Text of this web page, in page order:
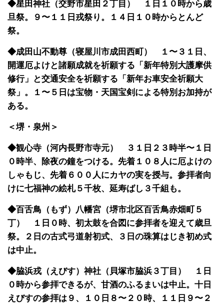
◆星田神社（交野市星田２丁目） １日１０時から歳
旦祭。９〜１１日戎祭り。１４日１０時からとんど
祭。
◆成田山不動尊（寝屋川市成田西町） １〜３１日、
開運厄よけと諸願成就を祈願する「新年特別大護摩供
修行」と交通安全を祈願する「新年お車安全祈願大
祭」。１〜５日は宝物・天国宝剣による特別お加持が
ある。
＜堺・泉州＞
◆観心寺（河内長野市寺元） ３１日２３時半〜１日
０時半、除夜の鐘をつける。先着１０８人に厄よけの
しゃもじ、先着６００人にカヤの実を授与。参拝者向
けに七福神の絵札５千枚、延寿ばし３千組も。
◆百舌鳥（もず）八幡宮（堺市北区百舌鳥赤畑町５
丁） １日０時、初太鼓を合図に参拝者を迎えて歳旦
祭。２日の古式弓道射初式、３日の珠算はじき初め式
は中止。
◆脇浜戎（えびす）神社（貝塚市脇浜３丁目） １日
０時から参拝できるが、甘酒のふるまいは中止。十日
えびすの参拝は９、１０日８〜２０時、１１日９〜２